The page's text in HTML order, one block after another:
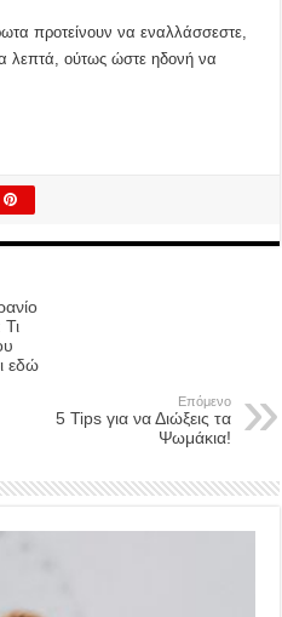
προτείνουν να εναλλάσσεστε,
λεπτά, ούτως ώστε ηδονή να
εδώ
Επόμενο
5 Tips για να Διώξεις τα
Ψωμάκια!